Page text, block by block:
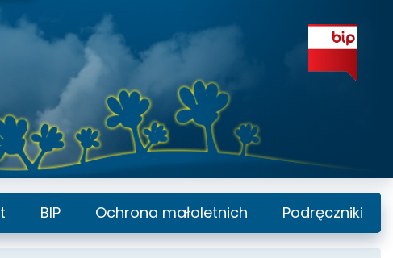
BIP Ochrona małoletnich Podręczniki